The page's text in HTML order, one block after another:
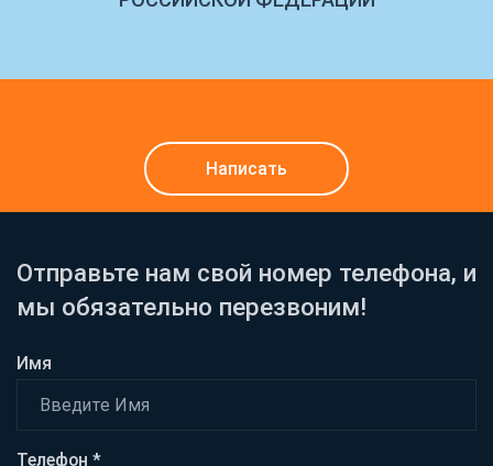
Написать
Отправьте нам свой номер телефона, и
мы обязательно перезвоним!
Имя
Телефон *